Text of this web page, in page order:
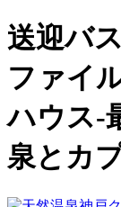
送迎バ
ファイ
ハウス-
泉とカ